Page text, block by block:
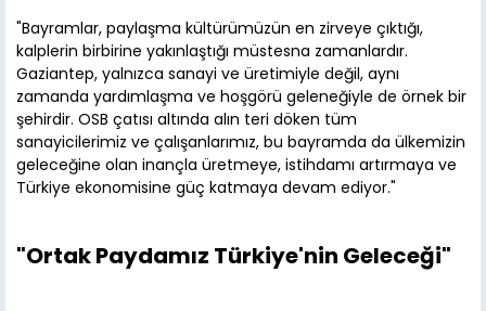
"Bayramlar, paylaşma kültürümüzün en zirveye çıktığı,
kalplerin birbirine yakınlaştığı müstesna zamanlardır.
Gaziantep, yalnızca sanayi ve üretimiyle değil, aynı
zamanda yardımlaşma ve hoşgörü geleneğiyle de örnek bir
şehirdir. OSB çatısı altında alın teri döken tüm
sanayicilerimiz ve çalışanlarımız, bu bayramda da ülkemizin
geleceğine olan inançla üretmeye, istihdamı artırmaya ve
Türkiye ekonomisine güç katmaya devam ediyor."
"Ortak Paydamız Türkiye'nin Geleceği"